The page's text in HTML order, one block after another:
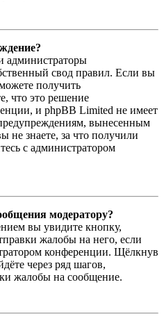
администраторы
свод правил. Если вы
получить
что это решение
и phpBB Limited не имеет
вынесенным
не знаете, за что получили
с администратором
модератору?
вы увидите кнопку,
жалобы на него, если
конференции. Щёлкнув
через ряд шагов,
жалобы на сообщение.